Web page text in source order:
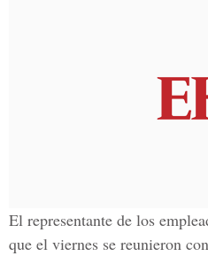
El representante de los
que el viernes se reunieron